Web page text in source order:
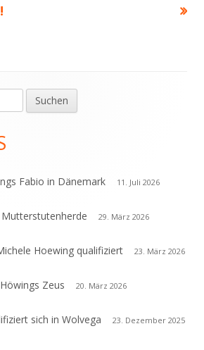
Fabio in Dänemark 11. Juli 2026
29. März 2026
Hoewing qualifiziert 23. März 2026
Zeus 20. März 2026
sich in Wolvega 23. Dezember 2025